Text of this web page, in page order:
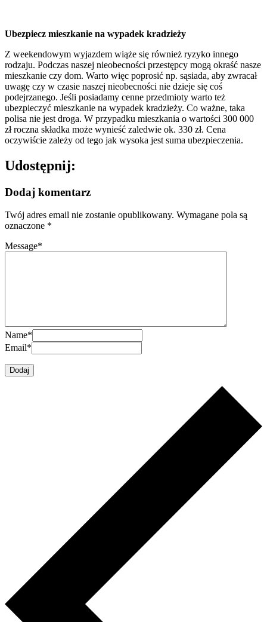
Ubezpiecz mieszkanie na wypadek kradzieży
Z weekendowym wyjazdem wiąże się również ryzyko innego
rodzaju. Podczas naszej nieobecności przestępcy mogą okraść nasze
mieszkanie czy dom. Warto więc poprosić np. sąsiada, aby zwracał
uwagę czy w czasie naszej nieobecności nie dzieje się coś
podejrzanego. Jeśli posiadamy cenne przedmioty warto też
ubezpieczyć mieszkanie na wypadek kradzieży. Co ważne, taka
polisa nie jest droga. W przypadku mieszkania o wartości 300 000
zł roczna składka może wynieść zaledwie ok. 330 zł. Cena
oczywiście zależy od tego jak wysoka jest suma ubezpieczenia.
Udostępnij:
Dodaj komentarz
Twój adres email nie zostanie opublikowany. Wymagane pola są
oznaczone *
Message*
Name*
Email*